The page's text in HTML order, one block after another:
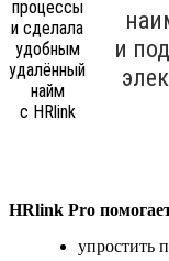
и
HRlink Pro
упростить